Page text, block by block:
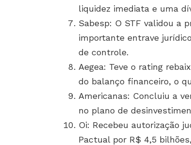
liquidez imediata e uma
Sabesp: O STF validou a
importante entrave
de controle.
Aegea: Teve o rating
do balanço financeiro, o
Americanas: Concluiu a
no plano de
Oi: Recebeu autorização
Pactual por R$ 4,5